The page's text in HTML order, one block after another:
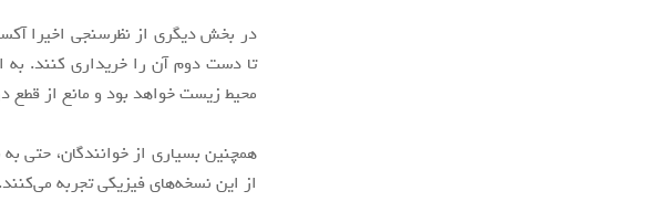
در بخش دیگری از نظرسنجی اخیرا
تا دست دوم آن را خریداری کنند.
محیط زیست خواهد بود و مانع از قطع
همچنین بسیاری از خوانندگان، حتی
از این نسخه‌های فیزیکی تجربه می‌کنند.